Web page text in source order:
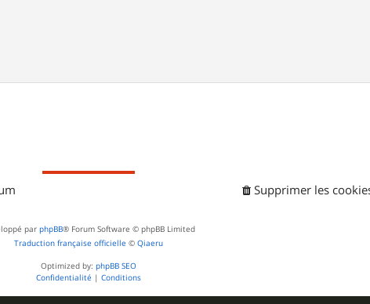
Supprimer les
par phpBB® Forum Software © phpBB Limited
Traduction française officielle © Qiaeru
Optimized by: phpBB SEO
Confidentialité | Conditions